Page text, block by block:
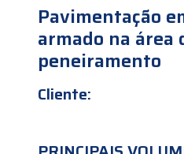
Pavimentação
armado na área
peneiramento
Cliente: